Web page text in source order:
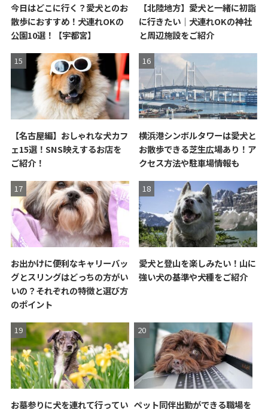
今日はどこに行く？愛犬とのお
散歩におすすめ！犬連れOKの
公園10選！【宇都宮】
【北陸地方】愛犬と一緒に初詣
に行きたい｜犬連れOKの神社
と周辺施設をご紹介
【名古屋編】おしゃれな犬カフ
ェ15選！SNS映えするお店を
ご紹介！
横浜港シンボルタワーは愛犬と
お散歩できる芝生広場あり！ア
クセス方法や駐車場情報も
お出かけに便利なキャリーバッ
グとスリングはどっちの方がい
いの？それぞれの特徴と選び方
のポイント
愛犬と登山を楽しみたい！山に
強い犬の基準や犬種をご紹介
お墓参りに犬を連れて行ってい ペット同伴出勤ができる職場を